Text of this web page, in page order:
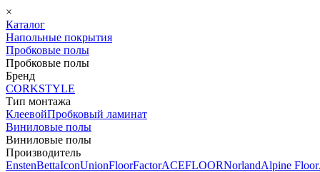
×
Каталог
Напольные покрытия
Пробковые полы
Пробковые полы
Бренд
CORKSTYLE
Тип монтажа
КлеевойПробковый ламинат
Виниловые полы
Виниловые полы
Производитель
EnstenBettaIconUnionFloorFactorACEFLOORNorlandAlpine Floor